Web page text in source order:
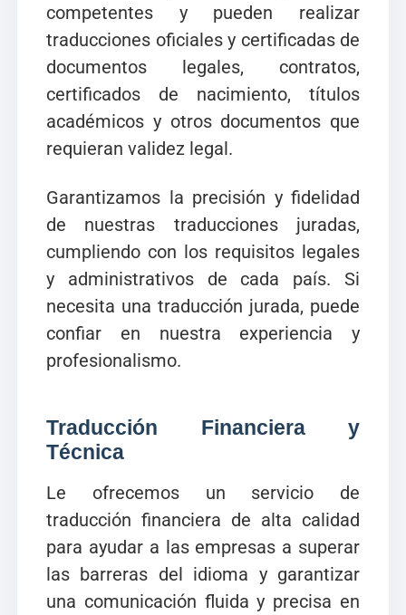
competentes y pueden realizar
traducciones oficiales y certificadas de
documentos legales, contratos,
certificados de nacimiento, títulos
académicos y otros documentos que
requieran validez legal.
Garantizamos la precisión y fidelidad
de nuestras traducciones juradas,
cumpliendo con los requisitos legales
y administrativos de cada país. Si
necesita una traducción jurada, puede
confiar en nuestra experiencia y
profesionalismo.
Traducción Financiera y
Técnica
Le ofrecemos un servicio de
traducción financiera de alta calidad
para ayudar a las empresas a superar
las barreras del idioma y garantizar
una comunicación fluida y precisa en